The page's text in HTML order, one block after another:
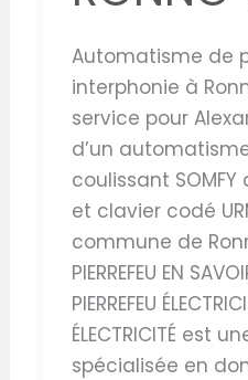
Automatisme de
interphonie à
service pour
d’un
coulissant
et clavier codé
commune de
PIERREFEU EN
PIERREFEU
ÉLECTRICITÉ est
spécialisée en